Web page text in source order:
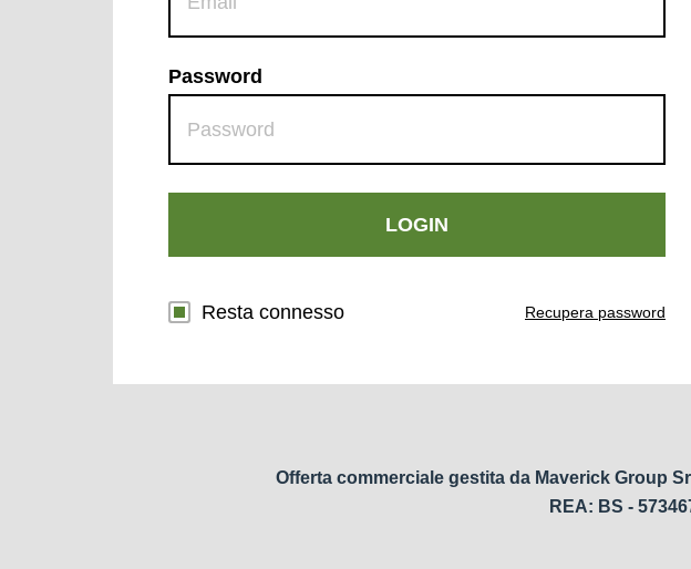
Password
LOGIN
Resta connesso Recupera password
Offerta commerciale gestita da Maverick Group
REA: BS -